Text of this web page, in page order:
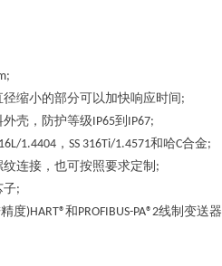
缩小的部分可以加快响应时间;
壳，防护等级IP65到 IP67;
1.4404 ， SS 316Ti/1.4571和哈C合金;
连接，也可按照要求定制 ;
子;
度)HART®和 PROFIBUS-PA®2线制变送器